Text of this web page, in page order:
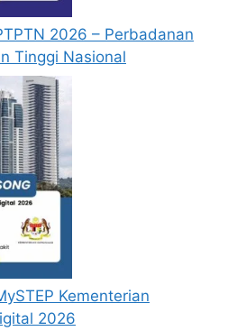
2026 – Perbadanan
Tinggi Nasional
Kementerian
2026